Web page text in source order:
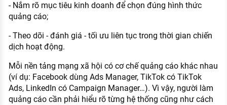
- Nắm rõ mục tiêu kinh doanh để chọn đúng hình thức
quảng cáo;
- Theo dõi - đánh giá - tối ưu liên tục trong thời gian chiến
dịch hoạt động.
Mỗi nền tảng mạng xã hội có cơ chế quảng cáo khác nhau
(ví dụ: Facebook dùng Ads Manager, TikTok có TikTok
Ads, LinkedIn có Campaign Manager…). Vì vậy, người làm
quảng cáo cần phải hiểu rõ từng hệ thống cũng như cách